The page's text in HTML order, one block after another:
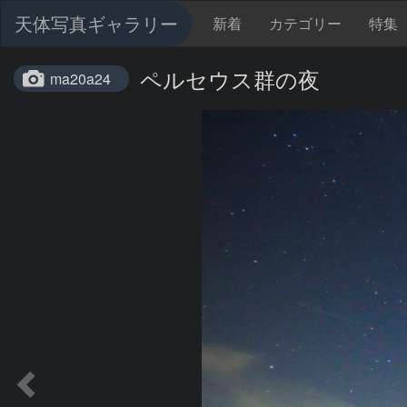
天体写真ギャラリー 新着 カテゴリー 特集
ma20a24 ペルセウス群の夜